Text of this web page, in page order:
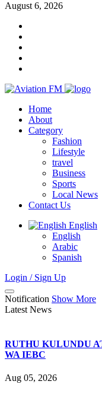
August 6, 2026
Home
About
Category
Fashion
Lifestyle
travel
Business
Sports
Local News
Contact Us
English
English
Arabic
Spanish
Login / Sign Up
Notification Show More
Latest News
RUTHU KULUNDU
WA IEBC
Aug 05, 2026